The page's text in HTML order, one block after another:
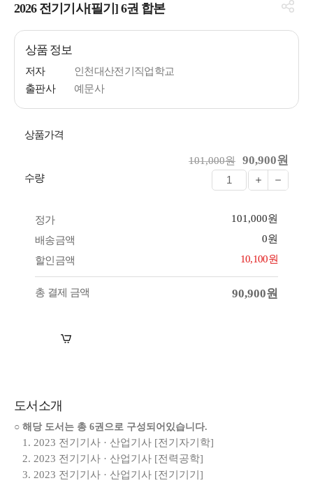
2026 전기기사[필기] 6권 합본
상품 정보
저자
인천대산전기직업학교
출판사
예문사
상품가격
101,000원 90,900원
수량
정가
101,000원
배송금액
0원
할인금액
10,100원
총 결제 금액 90,900원
도서소개
○ 해당 도서는 총 6권으로 구성되어있습니다.
1. 2023 전기기사 · 산업기사 [전기자기학]
2. 2023 전기기사 · 산업기사 [전력공학]
3. 2023 전기기사 · 산업기사 [전기기기]